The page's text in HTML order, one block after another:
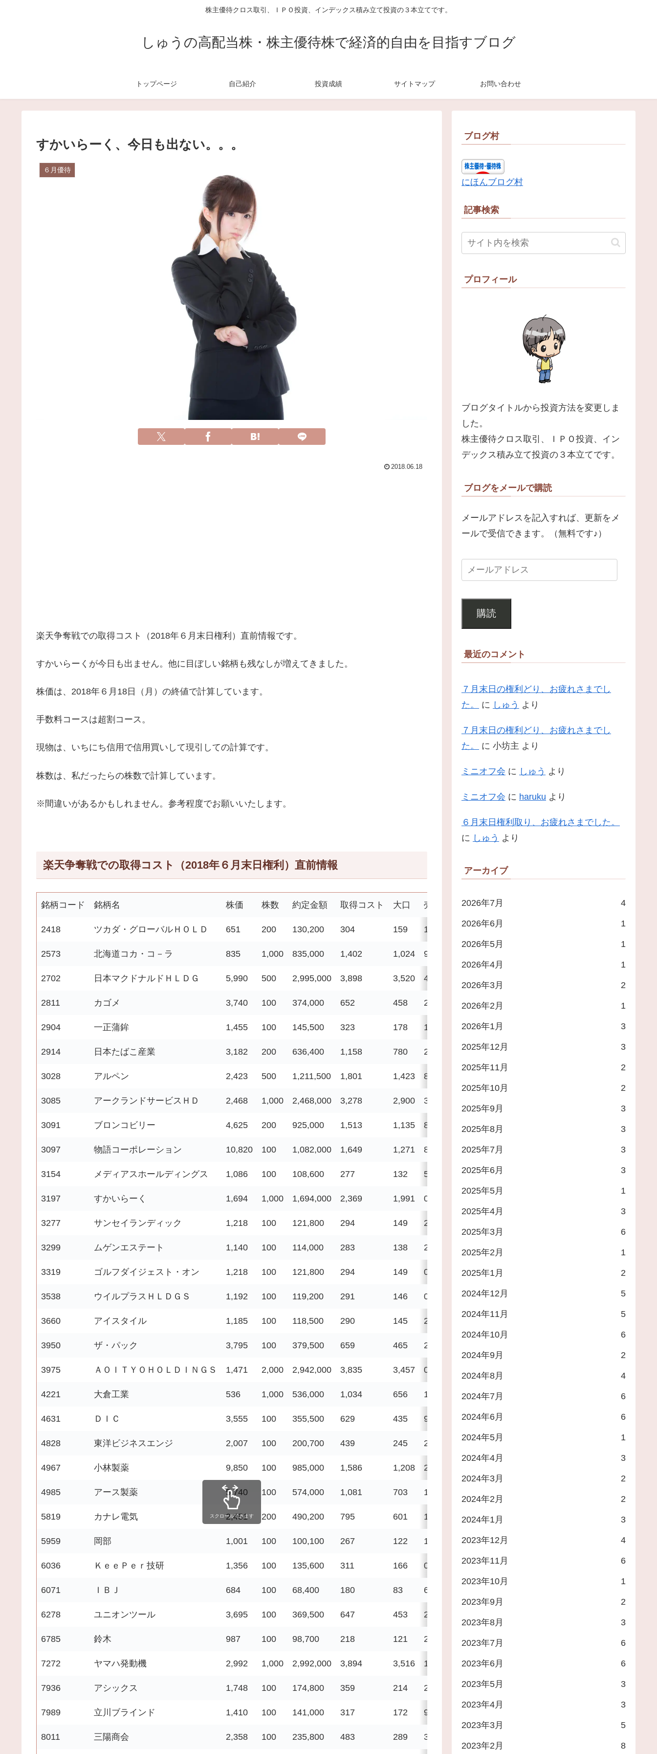
株主優待クロス取引、ＩＰＯ投資、インデックス積み立て投資の３本立てです。
しゅうの高配当株・株主優待株で経済的自由を目指すブログ
トップページ 自己紹介 投資成績 サイトマップ お問い合わせ
すかいらーく、今日も出ない。。。
６月優待
2018.06.18
楽天争奪戦での取得コスト（2018年６月末日権利）直前情報です。
すかいらーくが今日も出ません。他に目ぼしい銘柄も残なしが増えてきました。
株価は、2018年６月18日（月）の終値で計算しています。
手数料コースは超割コース。
現物は、いちにち信用で信用買いして現引しての計算です。
株数は、私だったらの株数で計算しています。
※間違いがあるかもしれません。参考程度でお願いいたします。
楽天争奪戦での取得コスト（2018年６月末日権利）直前情報
銘柄コード 銘柄名 株価 株数 約定金額 取得コスト 大口 売建可能数量 優待内容
2418 ツカダ・グローバルＨＯＬＤ 651 200 130,200 304 159 109,300 1,000円クオカ
2573 北海道コカ・コ－ラ 835 1,000 835,000 1,402 1,024 92,000
2702 日本マクドナルドＨＬＤＧ 5,990 500 2,995,000 3,898 3,520 43,900
2811 カゴメ 3,740 100 374,000 652 458 22,300 1,000円商品
2904 一正蒲鉾 1,455 100 145,500 323 178 14,600 1,000円商品
2914 日本たばこ産業 3,182 200 636,400 1,158 780 22,100 2,000円商品
3028 アルペン 2,423 500 1,211,500 1,801 1,423 86,600
3085 アークランドサービスＨＤ 2,468 1,000 2,468,000 3,278 2,900 35,500
3091 ブロンコビリー 4,625 200 925,000 1,513 1,135 8,200 3,000円優待券
3097 物語コーポレーション 10,820 100 1,082,000 1,649 1,271 8,600 2,500円優待券
3154 メディアスホールディングス 1,086 100 108,600 277 132 5,800 1,000円クオカ
3197 すかいらーく 1,694 1,000 1,694,000 2,369 1,991 0
3277 サンセイランディック 1,218 100 121,800 294 149 2,300
3299 ムゲンエステート 1,140 100 114,000 283 138 2,200 1,000円クオカ
3319 ゴルフダイジェスト・オン 1,218 100 121,800 294 149 0 4,000円クーポン券
3538 ウイルプラスＨＬＤＧＳ 1,192 100 119,200 291 146 0 2,000円クオカ
3660 アイスタイル 1,185 100 118,500 290 145 2,200 6,400円買物割引券
3950 ザ・パック 3,795 100 379,500 659 465 2,200
3975 ＡＯＩＴＹＯＨＯＬＤＩＮＧＳ 1,471 2,000 2,942,000 3,835 3,457 0 10,000円クオカ
4221 大倉工業 536 1,000 536,000 1,034 656 10,000 宿泊優待券１冊
4631 ＤＩＣ 3,555 100 355,500 629 435 900 オリジナルカレンダー
4828 東洋ビジネスエンジ 2,007 100 200,700 439 245 2,900 500円クオカ
4967 小林製薬 9,850 100 985,000 1,586 1,208 23,400
4985 アース製薬 5,740 100 574,000 1,081 703 14,100
5819 カナレ電気 2,451 200 490,200 795 601 1,000 2,000円クオカ
5959 岡部 1,001 100 100,100 267 122 15,900 500円クオカ
6036 ＫｅｅＰｅｒ技研 1,356 100 135,600 311 166 0 3,000円クオカ
6071 ＩＢＪ 684 100 68,400 180 83 600
6278 ユニオンツール 3,695 100 369,500 647 453 2,200
6785 鈴木 987 100 98,700 218 121 2,200 1,500円菓子
7272 ヤマハ発動機 2,992 1,000 2,992,000 3,894 3,516 1,400 自社カレンダー
7936 アシックス 1,748 100 174,800 359 214 2,500 自社製品割引券
7989 立川ブラインド 1,410 100 141,000 317 172 9,000
8011 三陽商会 2,358 100 235,800 483 289 3,500
スクロールできます
ブログ村
にほんブログ村
記事検索
プロフィール
ブログタイトルから投資方法を変更しま
した。
株主優待クロス取引、ＩＰＯ投資、イン
デックス積み立て投資の３本立てです。
ブログをメールで購読
メールアドレスを記入すれば、更新をメ
ールで受信できます。（無料です♪）
購読
最近のコメント
７月末日の権利どり、お疲れさまでし
た。
に しゅう より
７月末日の権利どり、お疲れさまでし
た。
に 小坊主 より
ミニオフ会 に しゅう より
ミニオフ会 に haruku より
６月末日権利取り、お疲れさまでした。
に しゅう より
アーカイブ
2026年7月 4
2026年6月 1
2026年5月 1
2026年4月 1
2026年3月 2
2026年2月 1
2026年1月 3
2025年12月 3
2025年11月 2
2025年10月 2
2025年9月 3
2025年8月 3
2025年7月 3
2025年6月 3
2025年5月 1
2025年4月 3
2025年3月 6
2025年2月 1
2025年1月 2
2024年12月 5
2024年11月 5
2024年10月 6
2024年9月 2
2024年8月 4
2024年7月 6
2024年6月 6
2024年5月 1
2024年4月 3
2024年3月 2
2024年2月 2
2024年1月 3
2023年12月 4
2023年11月 6
2023年10月 1
2023年9月 2
2023年8月 3
2023年7月 6
2023年6月 6
2023年5月 3
2023年4月 3
2023年3月 5
2023年2月 8